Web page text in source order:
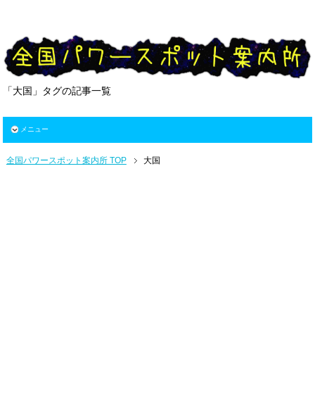
「大国」タグの記事一覧
メニュー
全国パワースポット案内所 TOP 大国